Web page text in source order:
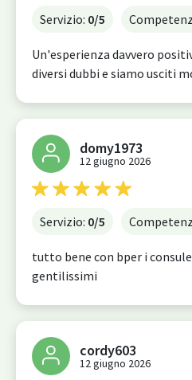
Servizio: 0/5
Un'esperienza davvero
diversi dubbi e siamo usciti
domy1973
12 giugno 2026
Servizio: 0/5
tutto bene con bper i
gentilissimi
cordy603
12 giugno 2026